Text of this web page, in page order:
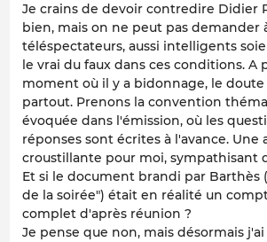
Je crains de devoir contredire Didier
bien, mais on ne peut pas demander
téléspectateurs, aussi intelligents
le vrai du faux dans ces conditions. A
moment où il y a bidonnage, le
partout. Prenons la convention
évoquée dans l'émission, où les
réponses sont écrites à l'avance. Une
croustillante pour moi, sympathisant
Et si le document brandi par Barthès
de la soirée") était en réalité un
complet d'après réunion ?
Je pense que non, mais désormais